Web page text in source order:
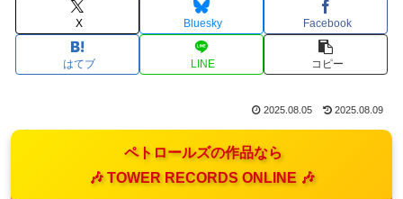
X Bluesky Facebook
はてブ LINE コピー
2025.08.05 2025.08.09
ペトロールズの作品なら
🎶 TOWER RECORDS ONLINE 🎶